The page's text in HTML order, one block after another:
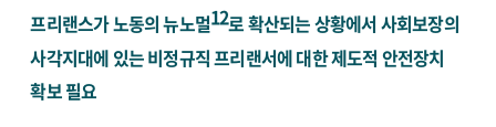
프리랜스가 노동의 뉴노멀12로 확산되는 상황에서 사회보장의
사각지대에 있는 비정규직 프리랜서에 대한 제도적 안전장치
확보 필요